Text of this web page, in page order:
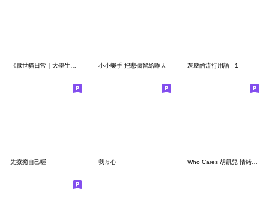
小小樂手-把悲傷留給昨天 灰塵的流行用語 - 1
先療癒自己喔 我ㄉ心 Who Cares 胡凱兒 情緒搖滾貼圖 Vol.1